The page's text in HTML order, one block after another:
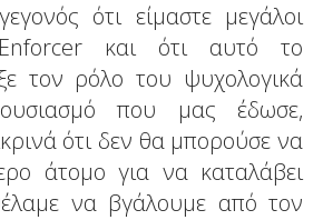
ότι είμαστε μεγάλοι
και ότι αυτό το
τον ρόλο του ψυχολογικά
που μας έδωσε,
ότι δεν θα μπορούσε να
άτομο για να καταλάβει
να βγάλουμε από τον